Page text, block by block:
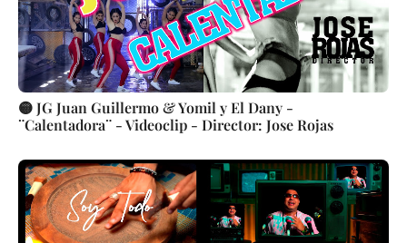
🟡 JG Juan Guillermo & Yomil y El Dany -
¨Calentadora¨ - Videoclip - Director: Jose Rojas